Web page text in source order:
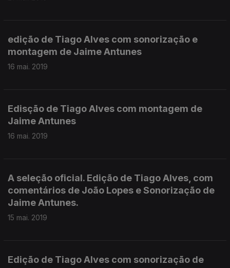
edição de Tiago Alves com sonorização e
montagem de Jaime Antunes
16 mai. 2019
Edisção de Tiago Alves com montagem de
Jaime Antunes
16 mai. 2019
A seleção oficial. Edição de Tiago Alves, com
comentários de João Lopes e Sonorização de
Jaime Antunes.
15 mai. 2019
Edição de Tiago Alves com sonorização de